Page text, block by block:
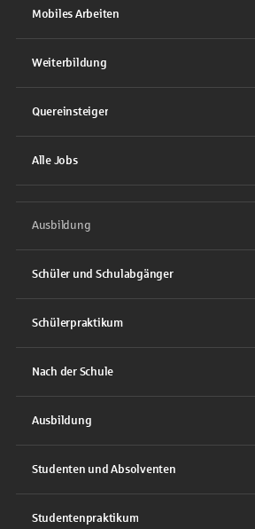
Mobiles Arbeiten
Weiterbildung
Quereinsteiger
Alle Jobs
Ausbildung
Schüler und Schulabgänger
Schülerpraktikum
Nach der Schule
Ausbildung
Studenten und Absolventen
Studentenpraktikum